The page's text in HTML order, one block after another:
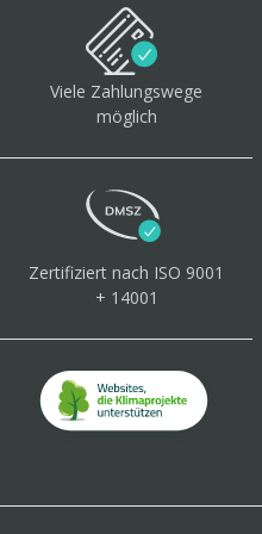
Viele Zahlungswege
möglich
Zertifiziert nach ISO 9001
+ 14001